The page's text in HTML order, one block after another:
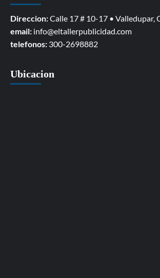
Direccion:Calle 17 # 10-17 • Valledupar,
email: info@eltallerpublicidad.com
telefonos: 300-2698882
Ubicacion